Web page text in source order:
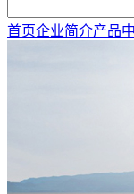
首页企业简介产品